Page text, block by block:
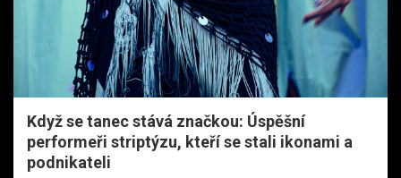
Když se tanec stává značkou: Úspěšní
performeři striptýzu, kteří se stali ikonami a
podnikateli